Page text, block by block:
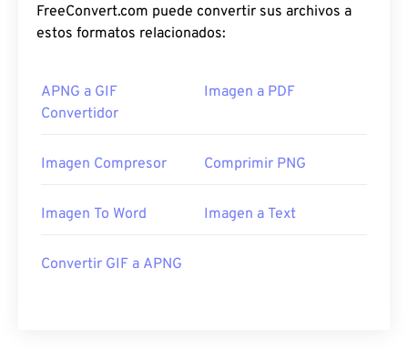
FreeConvert.com puede convertir sus archivos a
estos formatos relacionados:
APNG a GIF
Convertidor
Imagen a PDF
Imagen Compresor Comprimir PNG
Imagen To Word Imagen a Text
Convertir GIF a APNG